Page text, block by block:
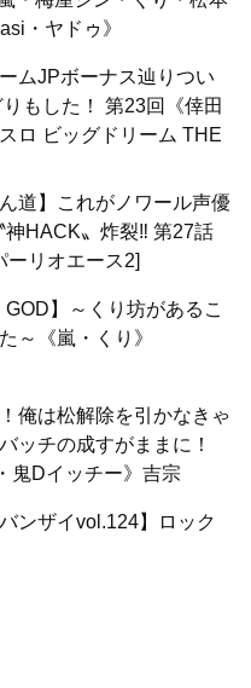
・ヤドゥ》
ムJPボーナス辿りつい
もした！ 第23回《倖田
ロ ビッグドリーム THE
道】これがノワール声優
神HACK〟炸裂‼ 第27話
ーリオエース2]
】～くり坊があるこ
～《嵐・くり》
俺は松解除を引かなきゃ
ッチの成すがままに！
鬼Dイッチー》吉宗
ンザイvol.124】ロック